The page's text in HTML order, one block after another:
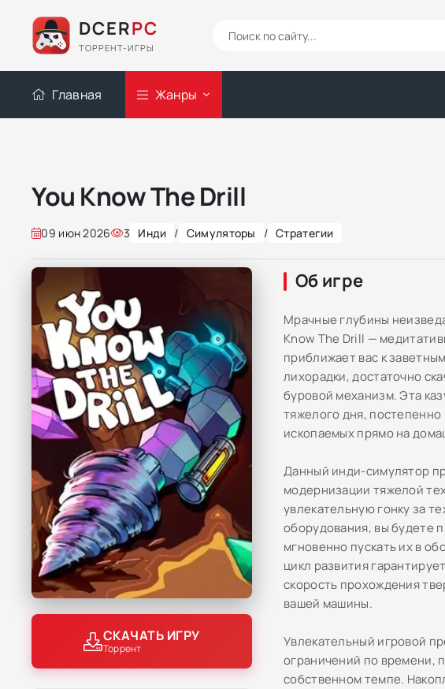
DCERPC
ТОРРЕНТ-ИГРЫ
Главная Жанры
You Know The Drill
09 июн 2026 3 Инди / Симуляторы / Стратегии
СКАЧАТЬ ИГРУ
Торрент
Об игре
Мрачные глубины
Know The Drill —
приближает вас к
лихорадки, достаточно
буровой механизм. Эта
тяжелого дня,
ископаемых прямо на
Данный инди-симулятор
модернизации тяжелой
увлекательную гонку за
оборудования, вы будете
мгновенно пускать их в
цикл развития
скорость прохождения
вашей машины.
Увлекательный игровой
ограничений по времени,
собственном темпе.